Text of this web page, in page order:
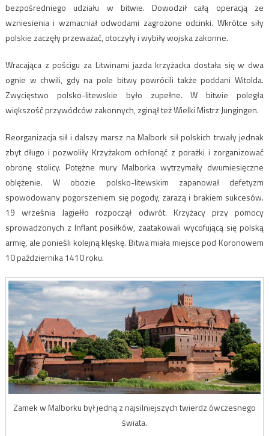
bezpośredniego udziału w bitwie. Dowodził całą operacją ze
wzniesienia i wzmacniał odwodami zagrożone odcinki. Wkrótce siły
polskie zaczęły przeważać, otoczyły i wybiły wojska zakonne.
Wracająca z pościgu za Litwinami jazda krzyżacka dostała się w dwa
ognie w chwili, gdy na pole bitwy powrócili także poddani Witolda.
Zwycięstwo polsko-litewskie było zupełne. W bitwie poległa
większość przywódców zakonnych, zginął też Wielki Mistrz Jungingen.
Reorganizacja sił i dalszy marsz na Malbork sił polskich trwały jednak
zbyt długo i pozwoliły Krzyżakom ochłonąć z porażki i zorganizować
obronę stolicy. Potężne mury Malborka wytrzymały dwumiesięczne
oblężenie. W obozie polsko-litewskim zapanował defetyzm
spowodowany pogorszeniem się pogody, zarazą i brakiem sukcesów.
19 września Jagiełło rozpoczął odwrót. Krzyżacy przy pomocy
sprowadzonych z Inflant posiłków, zaatakowali wycofującą się polską
armię, ale ponieśli kolejną klęskę. Bitwa miała miejsce pod Koronowem
10 października 1410 roku.
Zamek w Malborku był jedną z najsilniejszych twierdz ówczesnego
świata.